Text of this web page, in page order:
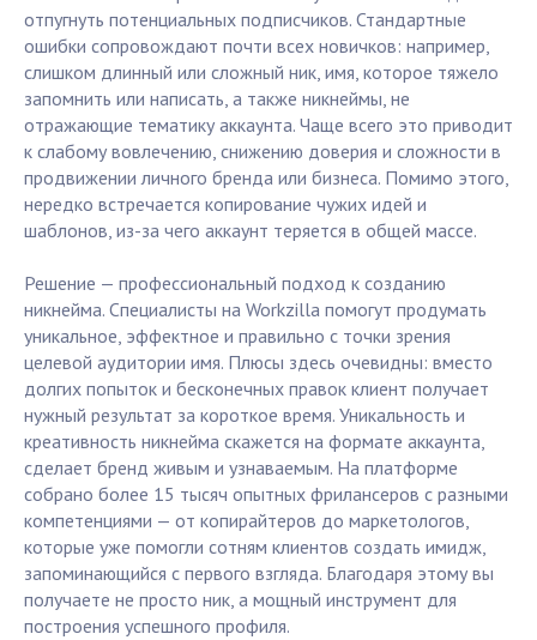
отпугнуть потенциальных подписчиков. Стандартные
ошибки сопровождают почти всех новичков: например,
слишком длинный или сложный ник, имя, которое тяжело
запомнить или написать, а также никнеймы, не
отражающие тематику аккаунта. Чаще всего это приводит
к слабому вовлечению, снижению доверия и сложности в
продвижении личного бренда или бизнеса. Помимо этого,
нередко встречается копирование чужих идей и
шаблонов, из-за чего аккаунт теряется в общей массе.
Решение — профессиональный подход к созданию
никнейма. Специалисты на Workzilla помогут продумать
уникальное, эффектное и правильно с точки зрения
целевой аудитории имя. Плюсы здесь очевидны: вместо
долгих попыток и бесконечных правок клиент получает
нужный результат за короткое время. Уникальность и
креативность никнейма скажется на формате аккаунта,
сделает бренд живым и узнаваемым. На платформе
собрано более 15 тысяч опытных фрилансеров с разными
компетенциями — от копирайтеров до маркетологов,
которые уже помогли сотням клиентов создать имидж,
запоминающийся с первого взгляда. Благодаря этому вы
получаете не просто ник, а мощный инструмент для
построения успешного профиля.